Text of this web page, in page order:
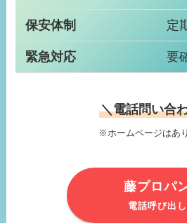
保安体制 定
緊急対応 要
＼電話問い合
※ホームページはあ
藤プロパ
電話呼び出し